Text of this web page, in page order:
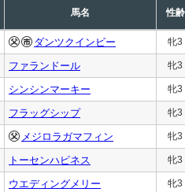
馬名 性齢
ダンツクインビー 牝3
ファランドール 牝3
シンシンマーキー 牝3
フラッグシップ 牝3
メジロラガマフィン 牝3
トーセンハピネス 牝3
ウエディングメリー 牝3